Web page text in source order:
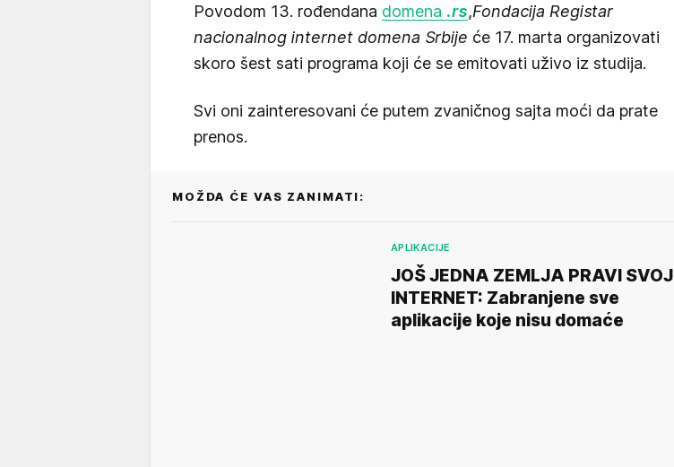
Povodom 13. rođendana domena .rs,Fondacija Registar
nacionalnog internet domena Srbije će 17. marta organizovati
skoro šest sati programa koji će se emitovati uživo iz studija.
Svi oni zainteresovani će putem zvaničnog sajta moći da prate
prenos.
MOŽDA ĆE VAS ZANIMATI:
APLIKACIJE
JOŠ JEDNA ZEMLJA PRAVI SVOJ
INTERNET: Zabranjene sve
aplikacije koje nisu domaće